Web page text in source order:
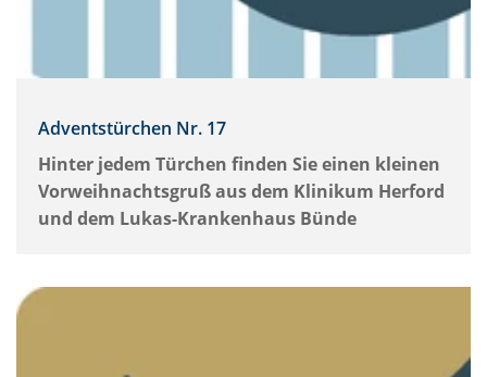
Adventstürchen Nr. 17
Hinter jedem Türchen finden Sie einen kleinen
Vorweihnachtsgruß aus dem Klinikum Herford
und dem Lukas-Krankenhaus Bünde